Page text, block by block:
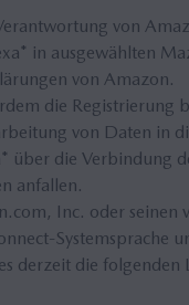
von
in ausgewählten
von Amazon.
die Registrierung
von Daten in
über die Verbindung
anfallen.
Inc. oder
Systemsprache
derzeit die